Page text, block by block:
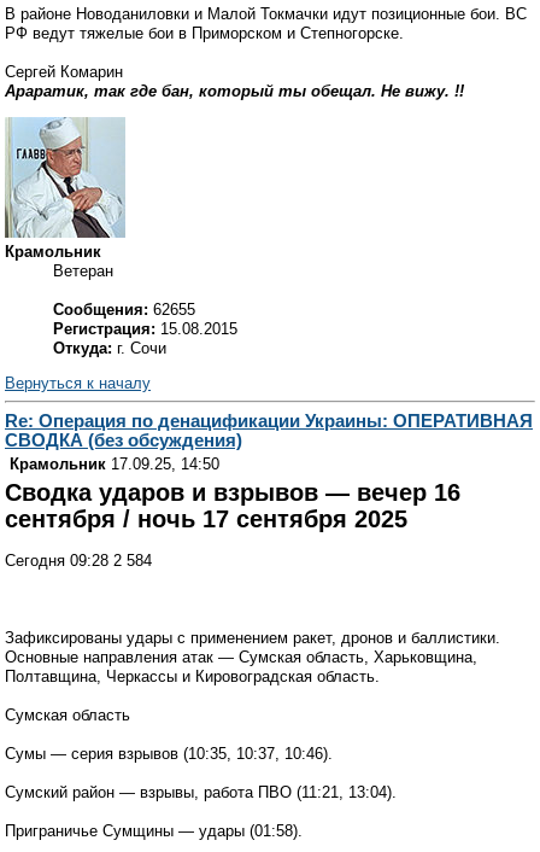
В районе Новоданиловки и Малой Токмачки идут позиционные бои. ВС
РФ ведут тяжелые бои в Приморском и Степногорске.
Сергей Комарин
Араратик, так где бан, который ты обещал. Не вижу. !!
Крамольник
Ветеран
Сообщения: 62655
Регистрация: 15.08.2015
Откуда: г. Сочи
Вернуться к началу
Re: Операция по денацификации Украины: ОПЕРАТИВНАЯ
СВОДКА (без обсуждения)
Крамольник 17.09.25, 14:50
Сводка ударов и взрывов — вечер 16
сентября / ночь 17 сентября 2025
Сегодня 09:28 2 584
Зафиксированы удары с применением ракет, дронов и баллистики.
Основные направления атак — Сумская область, Харьковщина,
Полтавщина, Черкассы и Кировоградская область.
Сумская область
Сумы — серия взрывов (10:35, 10:37, 10:46).
Сумский район — взрывы, работа ПВО (11:21, 13:04).
Приграничье Сумщины — удары (01:58).